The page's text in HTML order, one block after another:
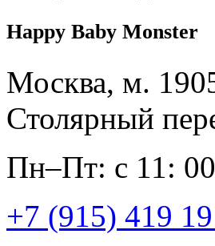
Happy Baby Monster
Москва, м.
Столярный
Пн–Пт: с 11:
+7 (915) 419